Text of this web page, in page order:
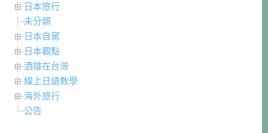
日本旅行
未分類
日本自駕
日本觀點
酒雄在台灣
線上日語教學
海外旅行
公告